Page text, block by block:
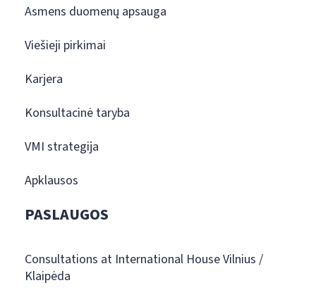
Asmens duomenų apsauga
Viešieji pirkimai
Karjera
Konsultacinė taryba
VMI strategija
Apklausos
PASLAUGOS
Consultations at International House Vilnius /
Klaipėda